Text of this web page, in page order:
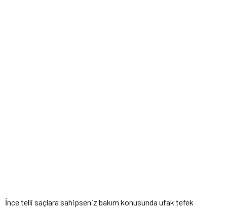
İnce telli saçlara sahipseniz bakım konusunda ufak tefek